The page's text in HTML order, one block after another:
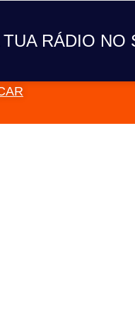
TUA RÁDIO NO
A TUA